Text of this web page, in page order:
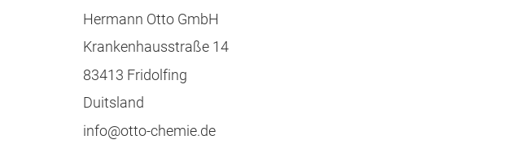
Hermann Otto GmbH
Krankenhausstraße 14
83413 Fridolfing
Duitsland
info@otto-chemie.de